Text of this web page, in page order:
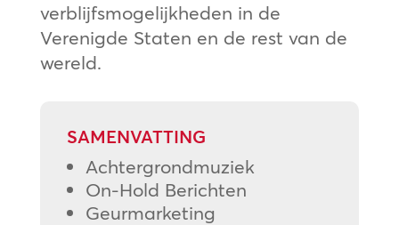
verblijfsmogelijkheden in de
Verenigde Staten en de rest van de
wereld.
SAMENVATTING
Achtergrondmuziek
On-Hold Berichten
Geurmarketing